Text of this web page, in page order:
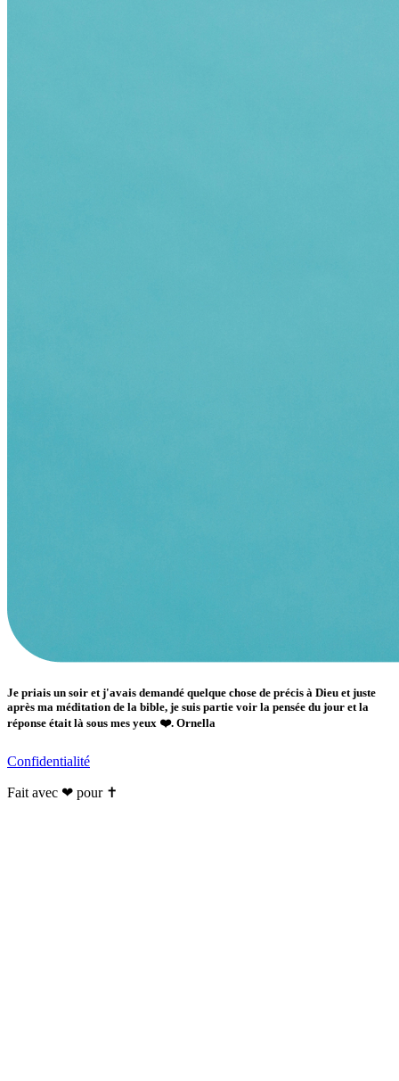
Je priais un soir et j'avais demandé quelque chose de précis à Dieu et juste
après ma méditation de la bible, je suis partie voir la pensée du jour et la
réponse était là sous mes yeux ❤️. Ornella
Confidentialité
Fait avec ❤ pour ✝️️